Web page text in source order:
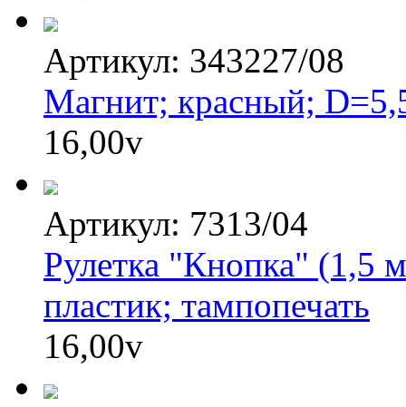
Артикул: 343227/08
Магнит; красный;
16,00v
Артикул: 7313/04
Рулетка "Кнопка" (1,5
пластик; тампопечать
16,00v